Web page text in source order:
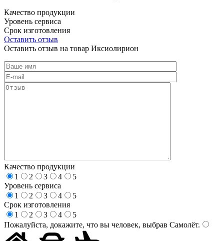
Качество продукции
Уровень сервиса
Срок изготовления
Оставить отзыв
Оставить отзыв на товар Иксиолирион
Качество продукции
1
2 3 4
5
Уровень сервиса
1
2 3 4
5
Срок изготовления
1
2 3 4
5
Пожалуйста, докажите, что вы человек, выбрав Самолёт.